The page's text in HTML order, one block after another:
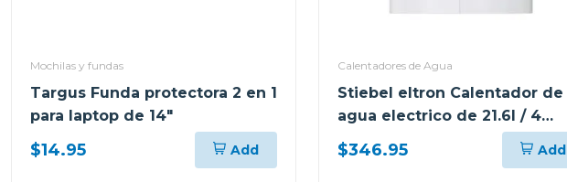
Mochilas y fundas
Targus Funda protectora 2 en 1
para laptop de 14"
$14.95 Add
Calentadores de Agua
Stiebel eltron Calentador de
agua electrico de 21.6l / 4
sensores premium
$346.95 Add